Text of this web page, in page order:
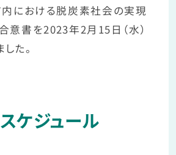
内における脱炭素社会の実現
意書を2023年2月15日（水）
た。
ケジュール